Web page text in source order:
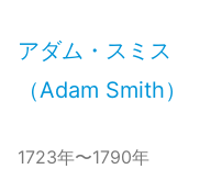
アダム・スミス
（Adam Smith）
1723年〜1790年